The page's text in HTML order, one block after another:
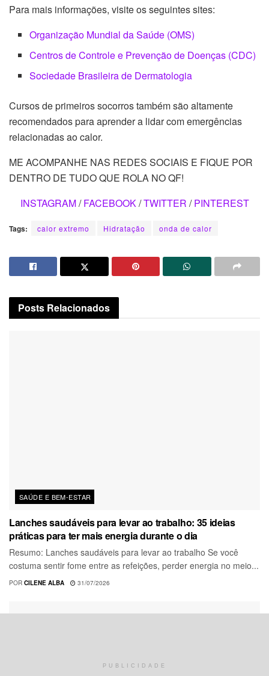
Para mais informações, visite os seguintes sites:
Organização Mundial da Saúde (OMS)
Centros de Controle e Prevenção de Doenças (CDC)
Sociedade Brasileira de Dermatologia
Cursos de primeiros socorros também são altamente
recomendados para aprender a lidar com emergências
relacionadas ao calor.
ME ACOMPANHE NAS REDES SOCIAIS E FIQUE POR
DENTRO DE TUDO QUE ROLA NO QF!
INSTAGRAM/FACEBOOK/TWITTER /PINTEREST
Tags: calor extremo Hidratação onda de calor
Posts Relacionados
SAÚDE E BEM-ESTAR
Lanches saudáveis para levar ao trabalho: 35 ideias
práticas para ter mais energia durante o dia
Resumo: Lanches saudáveis para levar ao trabalho Se você
costuma sentir fome entre as refeições, perder energia no meio...
POR CILENE ALBA 31/07/2026
PUBLICIDADE